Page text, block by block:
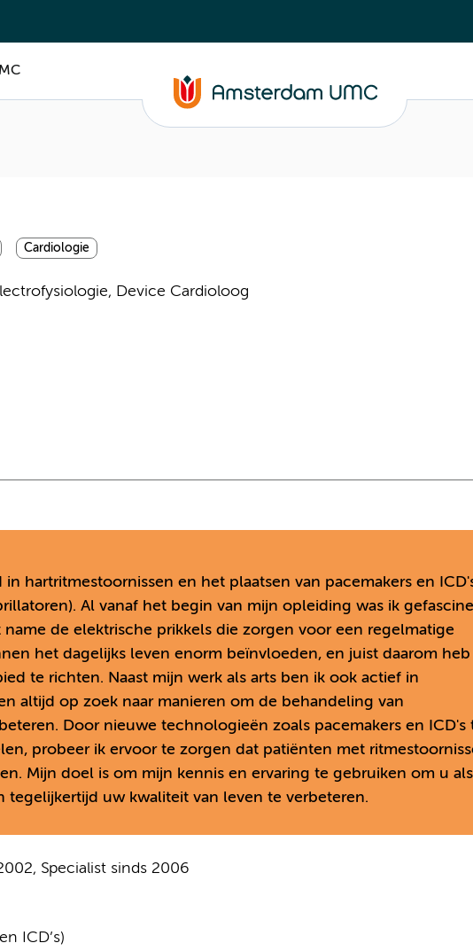
Cardiologie
Device Cardioloog
in hartritmestoornissen en het plaatsen van pacemakers en
Al vanaf het begin van mijn opleiding was ik
de elektrische prikkels die zorgen voor een regelmatige
het dagelijks leven enorm beïnvloeden, en juist daarom heb
te richten. Naast mijn werk als arts ben ik ook actief in
altijd op zoek naar manieren om de behandeling van
Door nieuwe technologieën zoals pacemakers en ICD's
probeer ik ervoor te zorgen dat patiënten met
Mijn doel is om mijn kennis en ervaring te gebruiken om u als
tegelijkertijd uw kwaliteit van leven te verbeteren.
Specialist sinds 2006
ICD’s)